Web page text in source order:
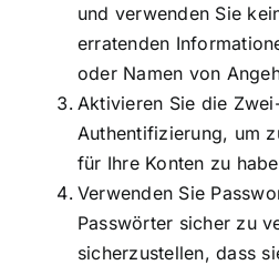
und verwenden Sie
erratenden
oder Namen von
Aktivieren Sie die
Authentifizierung, um
für Ihre Konten zu
Verwenden Sie
Passwörter sicher zu
sicherzustellen, dass